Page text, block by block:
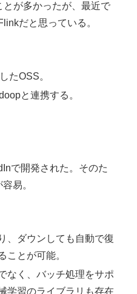
とが多かったが、最近で
だと思っている。
たOSS。
と連携する。
で開発された。そのた
易。
、ダウンしても自動で復
ことが可能。
なく、バッチ処理をサポ
学習のライブラリも存在